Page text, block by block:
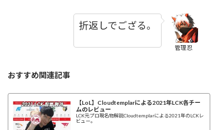
管理忍
折返しでござる。
おすすめ関連記事
【LoL】Cloudtemplarによる2021年LCK各チー
ムのレビュー
LCK元プロ現名物解説Cloudtemplarによる2021年のLCKレ
ビュー。